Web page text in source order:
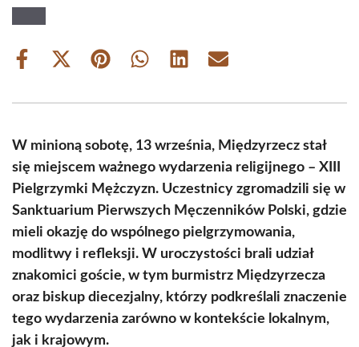
Share
Share
(Twitter)
Share Share Share Share
W minioną sobotę, 13 września, Międzyrzecz stał
się miejscem ważnego wydarzenia religijnego – XIII
Pielgrzymki Mężczyzn. Uczestnicy zgromadzili się w
Sanktuarium Pierwszych Męczenników Polski, gdzie
mieli okazję do wspólnego pielgrzymowania,
modlitwy i refleksji. W uroczystości brali udział
znakomici goście, w tym burmistrz Międzyrzecza
oraz biskup diecezjalny, którzy podkreślali znaczenie
tego wydarzenia zarówno w kontekście lokalnym,
jak i krajowym.